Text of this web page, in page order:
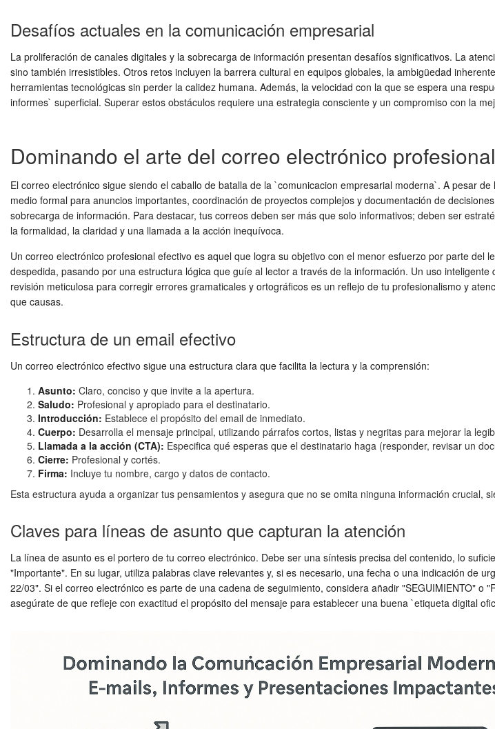
Desafíos actuales en la comunicación empresarial
La proliferación de canales digitales y la sobrecarga de información presentan desafíos significativos. La
sino también irresistibles. Otros retos incluyen la barrera cultural en equipos globales, la ambigüedad
herramientas tecnológicas sin perder la calidez humana. Además, la velocidad con la que se espera una
informes` superficial. Superar estos obstáculos requiere una estrategia consciente y un compromiso con la
Dominando el arte del correo electrónico profesional
El correo electrónico sigue siendo el caballo de batalla de la `comunicacion empresarial moderna`. A pesar
medio formal para anuncios importantes, coordinación de proyectos complejos y documentación de
sobrecarga de información. Para destacar, tus correos deben ser más que solo informativos; deben ser
la formalidad, la claridad y una llamada a la acción inequívoca.
Un correo electrónico profesional efectivo es aquel que logra su objetivo con el menor esfuerzo por parte
despedida, pasando por una estructura lógica que guíe al lector a través de la información. Un uso
revisión meticulosa para corregir errores gramaticales y ortográficos es un reflejo de tu profesionalismo y
que causas.
Estructura de un email efectivo
Un correo electrónico efectivo sigue una estructura clara que facilita la lectura y la comprensión:
Asunto: Claro, conciso y que invite a la apertura.
Saludo: Profesional y apropiado para el destinatario.
Introducción: Establece el propósito del email de inmediato.
Cuerpo: Desarrolla el mensaje principal, utilizando párrafos cortos, listas y negritas para mejorar la
Llamada a la acción (CTA): Especifica qué esperas que el destinatario haga (responder, revisar un
Cierre: Profesional y cortés.
Firma: Incluye tu nombre, cargo y datos de contacto.
Esta estructura ayuda a organizar tus pensamientos y asegura que no se omita ninguna información crucial,
Claves para líneas de asunto que capturan la atención
La línea de asunto es el portero de tu correo electrónico. Debe ser una síntesis precisa del contenido, lo
"Importante". En su lugar, utiliza palabras clave relevantes y, si es necesario, una fecha o una indicación de
22/03". Si el correo electrónico es parte de una cadena de seguimiento, considera añadir "SEGUIMIENTO" o
asegúrate de que refleje con exactitud el propósito del mensaje para establecer una buena `etiqueta digital